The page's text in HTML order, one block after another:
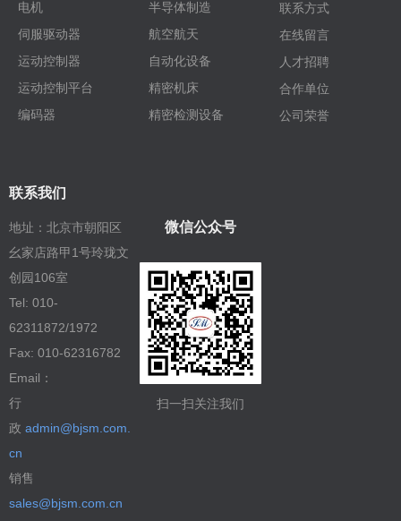
扫一扫关注我们
微信公众号
电机
伺服驱动器
运动控制器
运动控制平台
编码器
半导体制造
航空航天
自动化设备
精密机床
精密检测设备
联系我们
地址：北京市朝阳区
幺家店路甲1号玲珑文
创园106室
Tel: 010-
62311872/1972
Fax: 010-62316782
Email：
行
政 admin@bjsm.com.
cn
销售
sales@bjsm.com.cn
联系方式
在线留言
人才招聘
合作单位
公司荣誉